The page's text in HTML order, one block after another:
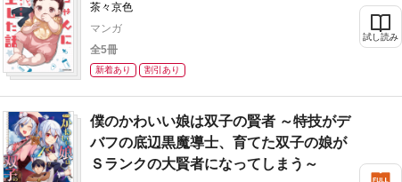
茶々京色
マンガ
全5冊
新着あり 割引あり
試し読み
僕のかわいい娘は双子の賢者 ～特技がデ
バフの底辺黒魔導士、育てた双子の娘が
Ｓランクの大賢者になってしまう～